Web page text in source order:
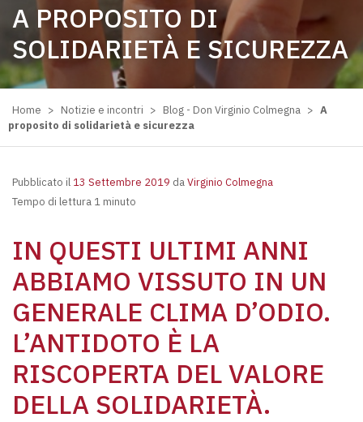
A PROPOSITO DI
SOLIDARIETÀ E SICUREZZA
Home > Notizie e incontri > Blog - Don Virginio Colmegna > A
proposito di solidarietà e sicurezza
Pubblicato il 13 Settembre 2019 daVirginio Colmegna
Tempo di lettura 1 minuto
IN QUESTI ULTIMI ANNI
ABBIAMO VISSUTO IN UN
GENERALE CLIMA D’ODIO.
L’ANTIDOTO È LA
RISCOPERTA DEL VALORE
DELLA SOLIDARIETÀ.